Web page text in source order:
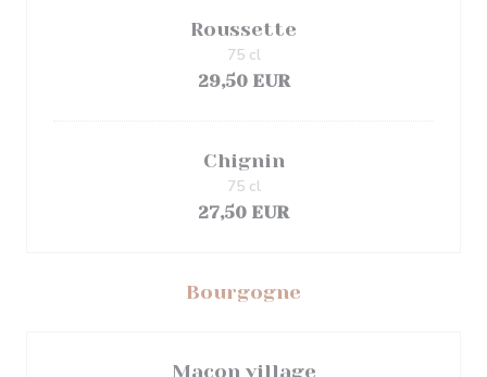
Roussette
29,50 EUR
75 cl
Chignin
27,50 EUR
75 cl
Bourgogne
Macon village